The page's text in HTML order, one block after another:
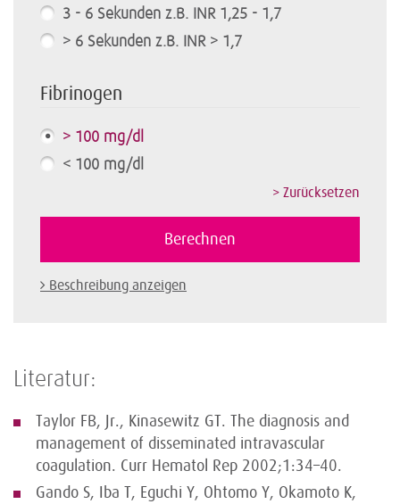
3 - 6 Sekunden z.B. INR 1,25 - 1,7
> 6 Sekunden z.B. INR > 1,7
Fibrinogen
> 100 mg/dl
< 100 mg/dl
Beschreibung anzeigen
Literatur:
Taylor FB, Jr., Kinasewitz GT. The diagnosis and
management of disseminated intravascular
coagulation. Curr Hematol Rep 2002;1:34–40.
Gando S, Iba T, Eguchi Y, Ohtomo Y, Okamoto K,